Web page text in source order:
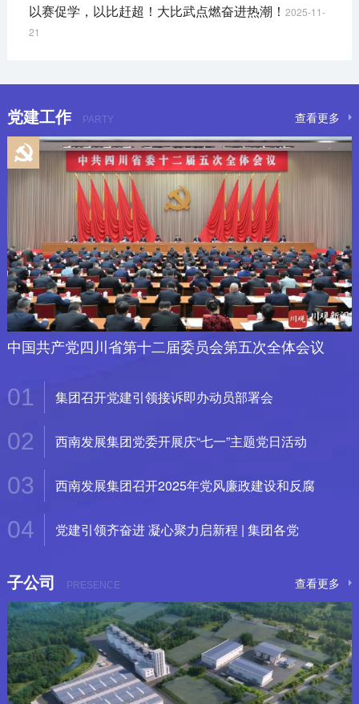
以赛促学，以比赶超！大比武点燃奋进热潮！ 2025-11-
21
查看更多
党建工作 PARTY
中国共产党四川省第十二届委员会第五次全体会议
01 集团召开党建引领接诉即办动员部署会
02 西南发展集团党委开展庆“七一”主题党日活动
03 西南发展集团召开2025年党风廉政建设和反腐
04 党建引领齐奋进 凝心聚力启新程 | 集团各党
查看更多
子公司 PRESENCE